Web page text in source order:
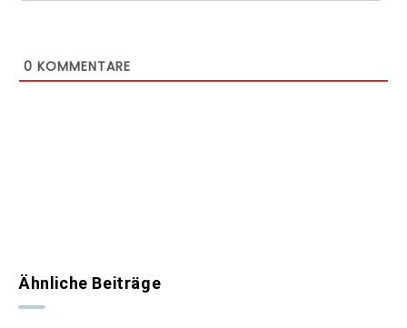
0 KOMMENTARE
Ähnliche Beiträge